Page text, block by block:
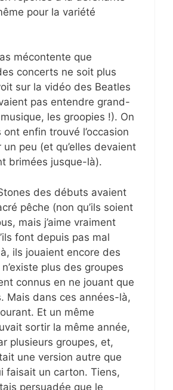
pour la variété
mécontente que
concerts ne soit plus
sur la vidéo des Beatles
pas entendre grand-
les groopies !). On
ont enfin trouvé l’occasion
peu (et qu’elles devaient
brimées jusque-là).
des débuts avaient
pêche (non qu’ils soient
mais j’aime vraiment
font depuis pas mal
ils jouaient encore des
plus des groupes
connus en ne jouant que
Mais dans ces années-là,
Et un même
sortir la même année,
plusieurs groupes, et,
une version autre que
faisait un carton. Tiens,
persuadée que le